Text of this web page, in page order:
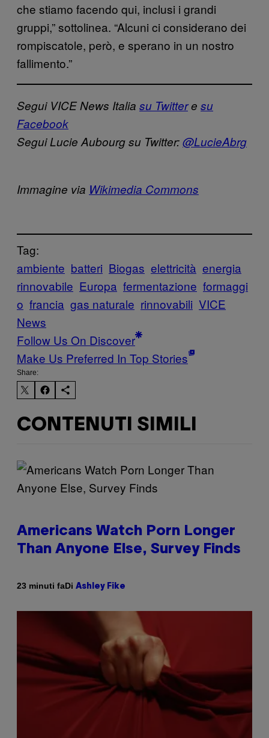
che stiamo facendo qui, inclusi i grandi
gruppi,” sottolinea. “Alcuni ci considerano dei
rompiscatole, però, e sperano in un nostro
fallimento.”
Segui VICE News Italia su Twittere su
Facebook
Segui Lucie Aubourg su Twitter:@LucieAbrg
Immagine via Wikimedia Commons
Tag:
ambiente batteri Biogas elettricità energia
rinnovabile Europa fermentazione formaggi
o francia gas naturale rinnovabili VICE
News
Follow Us On Discover
Make Us Preferred In Top Stories
Share:
CONTENUTI SIMILI
Americans Watch Porn Longer
Than Anyone Else, Survey Finds
23 minuti faDi Ashley Fike